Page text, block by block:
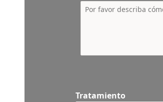
Tratamiento